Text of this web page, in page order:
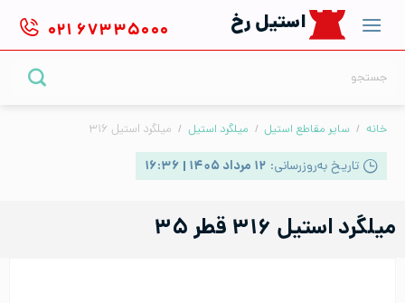
content
استیل رخ ۰۲۱ ۶۷۳۳۵۰۰۰
خانه / سایر مقاطع استیل / میلگرد استیل / میلگرد استیل ۳۱۶
تاریخ به‌روزرسانی: ۱۲ مرداد ۱۴۰۵ | ۱۶:۳۶
میلگرد استیل ۳۱۶ قطر ۳۵